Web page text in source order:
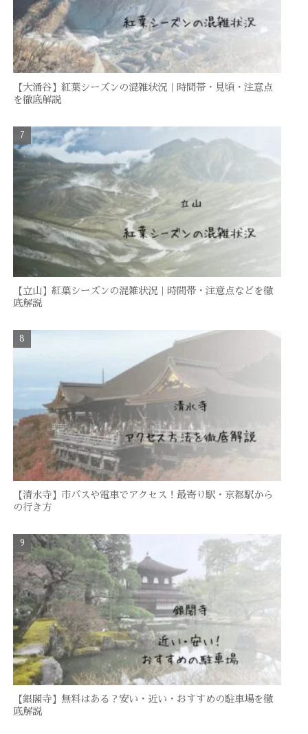
【大涌谷】紅葉シーズンの混雑状況｜時間帯・見頃・注意点
を徹底解説
【立山】紅葉シーズンの混雑状況｜時間帯・注意点などを徹
底解説
【清水寺】市バスや電車でアクセス！最寄り駅・京都駅から
の行き方
【銀閣寺】無料はある？安い・近い・おすすめの駐車場を徹
底解説